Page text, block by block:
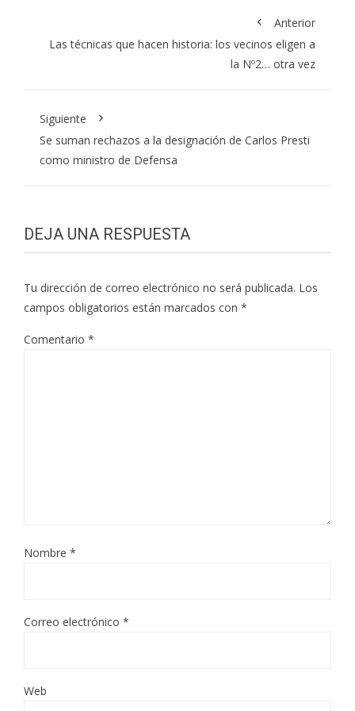
Anterior
Las técnicas que hacen historia: los vecinos eligen a
la Nº2… otra vez
Siguiente
Se suman rechazos a la designación de Carlos Presti
como ministro de Defensa
DEJA UNA RESPUESTA
Tu dirección de correo electrónico no será publicada. Los
campos obligatorios están marcados con *
Comentario *
Nombre *
Correo electrónico *
Web